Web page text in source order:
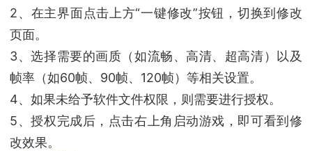
2、在主界面点击上方“一键修改”按钮，切换到修改
页面。
3、选择需要的画质（如流畅、高清、超高清）以及
帧率（如60帧、90帧、120帧）等相关设置。
4、如果未给予软件文件权限，则需要进行授权。
5、授权完成后，点击右上角启动游戏，即可看到修
改效果。